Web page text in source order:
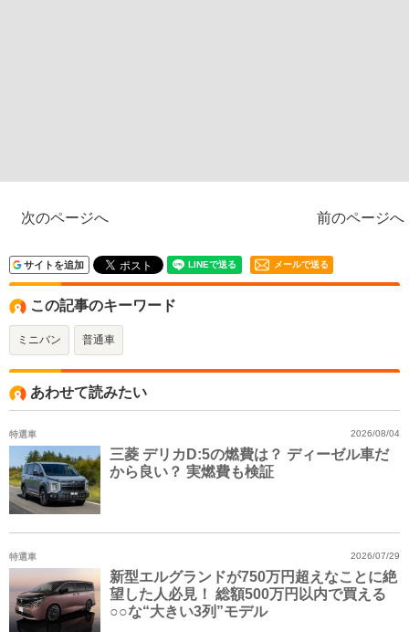
次のページへ 前のページへ
サイトを追加 メールで送る
この記事のキーワード
ミニバン 普通車
あわせて読みたい
特選車
三菱 デリカD:5の燃費は？ ディーゼル車だ
から良い？ 実燃費も検証
2026/08/04
特選車
新型エルグランドが750万円超えなことに絶
望した人必見！ 総額500万円以内で買える
○○な“大きい3列”モデル
2026/07/29